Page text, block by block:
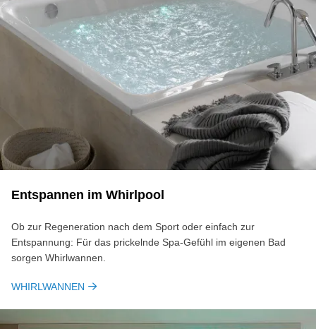
Entspannen im Whirlpool
Ob zur Regeneration nach dem Sport oder einfach zur
Entspannung: Für das prickelnde Spa-Gefühl im eigenen Bad
sorgen Whirlwannen.
WHIRLWANNEN